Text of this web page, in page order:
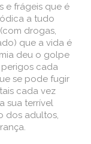
e frágeis que é
a tudo
drogas,
que a vida é
deu o golpe
cada
se pode fugir
cada vez
sua terrível
dos adultos,